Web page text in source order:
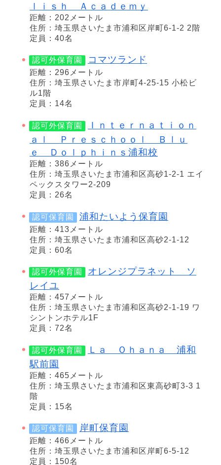
ｌｉｓｈ Ａｃａｄｅｍｙ
距離：202メートル
住所：埼玉県さいたま市浦和区岸町6-1-2 2階
定員：40名
認可外保育園 コマツランド
距離：296メートル
住所：埼玉県さいたま市岸町4-25-15 小松ビ
ル1階
定員：14名
認可外保育園
Ｉｎｔｅｒｎａｔｉｏｎ
ａｌ Ｐｒｅｓｃｈｏｏｌ Ｂｌｕ
ｅ Ｄｏｌｐｈｉｎｓ浦和校
距離：386メートル
住所：埼玉県さいたま市浦和区高砂1-2-1 エイ
ペックスタワー2-209
定員：26名
認可保育園 浦和たいよう保育園
距離：413メートル
住所：埼玉県さいたま市浦和区高砂2-1-12
定員：60名
認可外保育園
オレンジプラネット ソ
レイユ
距離：457メートル
住所：埼玉県さいたま市浦和区高砂2-1-19 ワ
シントンホテル1F
定員：72名
認可外保育園
Ｌａ Ｏｈａｎａ 浦和
駅前園
距離：465メートル
住所：埼玉県さいたま市浦和区東高砂町3-3 1
階
定員：15名
認可保育園 岸町保育園
距離：466メートル
住所：埼玉県さいたま市浦和区岸町6-5-12
定員：150名